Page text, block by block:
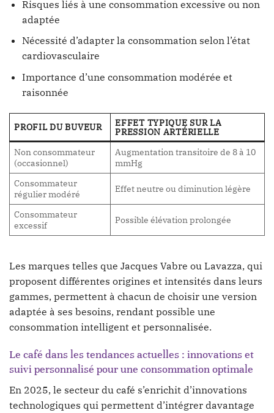
Risques liés à une consommation excessive ou non
adaptée
Nécessité d’adapter la consommation selon l’état
cardiovasculaire
Importance d’une consommation modérée et
raisonnée
PROFIL DU BUVEUR EFFET TYPIQUE SUR LA
PRESSION ARTÉRIELLE
Non consommateur
(occasionnel)
Augmentation transitoire de 8 à 10
mmHg
Consommateur
régulier modéré
Effet neutre ou diminution légère
Consommateur
excessif
Possible élévation prolongée
Les marques telles que Jacques Vabre ou Lavazza, qui
proposent différentes origines et intensités dans leurs
gammes, permettent à chacun de choisir une version
adaptée à ses besoins, rendant possible une
consommation intelligent et personnalisée.
Le café dans les tendances actuelles : innovations et
suivi personnalisé pour une consommation optimale
En 2025, le secteur du café s’enrichit d’innovations
technologiques qui permettent d’intégrer davantage